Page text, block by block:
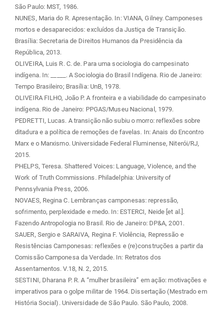
São Paulo: MST, 1986.
NUNES, Maria do R. Apresentação. In: VIANA, Gilney. Camponeses
mortos e desaparecidos: excluídos da Justiça de Transição.
Brasília: Secretaria de Direitos Humanos da Presidência da
República, 2013.
OLIVEIRA, Luis R. C. de. Para uma sociologia do campesinato
indígena. In: _____. A Sociologia do Brasil Indígena. Rio de Janeiro:
Tempo Brasileiro; Brasília: UnB, 1978.
OLIVEIRA FILHO, João P. A fronteira e a viabilidade do campesinato
indígena. Rio de Janeiro: PPGAS/Museu Nacional, 1979.
PEDRETTI, Lucas. A transição não subiu o morro: reflexões sobre
ditadura e a política de remoções de favelas. In: Anais do Encontro
Marx e o Marxismo. Universidade Federal Fluminense, Niterói/RJ,
2015.
PHELPS, Teresa. Shattered Voices: Language, Violence, and the
Work of Truth Commissions. Philadelphia: University of
Pennsylvania Press, 2006.
NOVAES, Regina C. Lembranças camponesas: repressão,
sofrimento, perplexidade e medo. In: ESTERCI, Neide [et al.].
Fazendo Antropologia no Brasil. Rio de Janeiro: DP&A, 2001.
SAUER, Sergio e SARAIVA, Regina F. Violência, Repressão e
Resistências Camponesas: reflexões e (re)construções a partir da
Comissão Camponesa da Verdade. In: Retratos dos
Assentamentos. V.18, N. 2, 2015.
SESTINI, Dharana P. R. A “mulher brasileira” em ação: motivações e
imperativos para o golpe militar de 1964. Dissertação (Mestrado em
História Social). Universidade de São Paulo. São Paulo, 2008.